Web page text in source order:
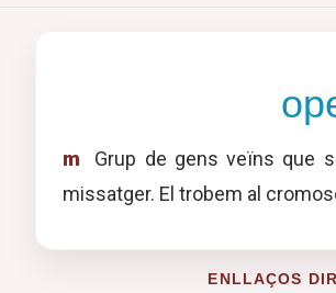
m
Grup de gens veïns que
missatger. El trobem al
ENLLAÇOS